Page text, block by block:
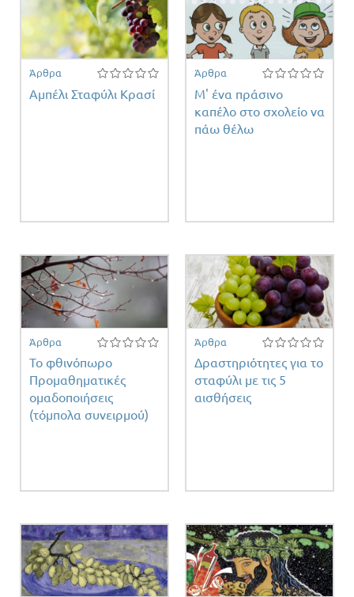
Άρθρα
Αμπέλι Σταφύλι Κρασί
Άρθρα
Μ' ένα πράσινο
καπέλο στο σχολείο να
πάω θέλω
Άρθρα
Το φθινόπωρο
Προμαθηματικές
ομαδοποιήσεις
(τόμπολα συνειρμού)
Άρθρα
Δραστηριότητες για το
σταφύλι με τις 5
αισθήσεις